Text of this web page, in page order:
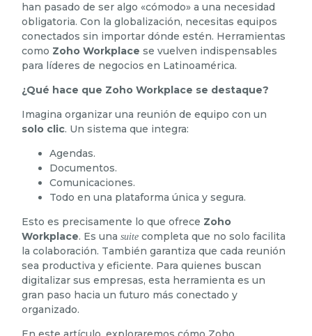
han pasado de ser algo «cómodo» a una necesidad
obligatoria. Con la globalización, necesitas equipos
conectados sin importar dónde estén. Herramientas
como Zoho Workplace se vuelven indispensables
para líderes de negocios en Latinoamérica.
¿Qué hace que Zoho Workplace se destaque?
Imagina organizar una reunión de equipo con un
solo clic. Un sistema que integra:
Agendas.
Documentos.
Comunicaciones.
Todo en una plataforma única y segura.
Esto es precisamente lo que ofrece Zoho
Workplace. Es unasuite completa que no solo facilita
la colaboración. También garantiza que cada reunión
sea productiva y eficiente. Para quienes buscan
digitalizar sus empresas, esta herramienta es un
gran paso hacia un futuro más conectado y
organizado.